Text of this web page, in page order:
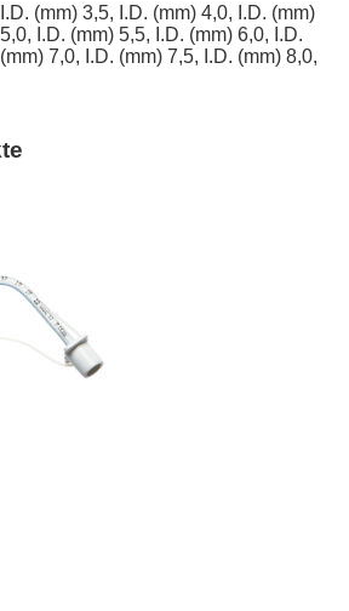
(mm) 3,5, I.D. (mm) 4,0, I.D. (mm)
I.D. (mm) 5,5, I.D. (mm) 6,0, I.D.
7,0, I.D. (mm) 7,5, I.D. (mm) 8,0,